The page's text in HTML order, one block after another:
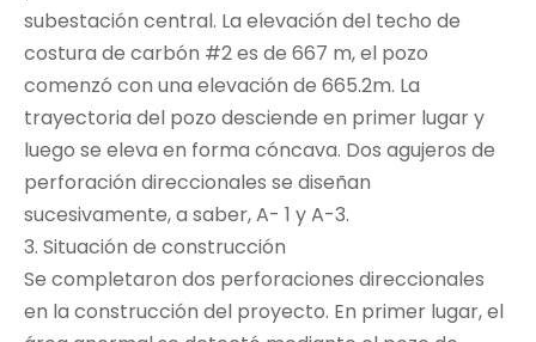
subestación central. La elevación del techo de
costura de carbón #2 es de 667 m, el pozo
comenzó con una elevación de 665.2m. La
trayectoria del pozo desciende en primer lugar y
luego se eleva en forma cóncava. Dos agujeros de
perforación direccionales se diseñan
sucesivamente, a saber, A- 1 y A-3.
3. Situación de construcción
Se completaron dos perforaciones direccionales
en la construcción del proyecto. En primer lugar, el